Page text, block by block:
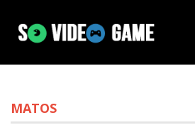
MATOS